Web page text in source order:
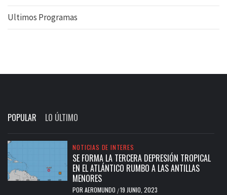
Ultimos Programas
POPULAR LO ÚLTIMO
NOTICIAS DE INTERES
SE FORMA LA TERCERA DEPRESIÓN TROPICAL
EN EL ATLÁNTICO RUMBO A LAS ANTILLAS
MENORES
POR AEROMUNDO /19 JUNIO, 2023